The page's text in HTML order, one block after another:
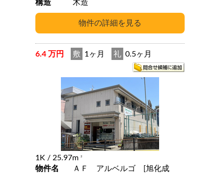
構造
木造
6.4 万円 敷 1ヶ月 礼 0.5ヶ月
1K / 25.97m 2
物件名
ＡＦ アルベルゴ [旭化成